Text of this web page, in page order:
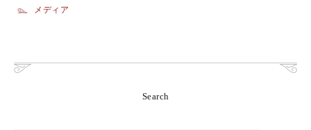
メディア
Search